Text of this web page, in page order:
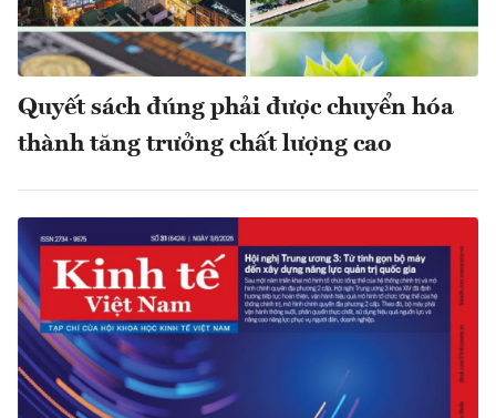
Quyết sách đúng phải được chuyển hóa
thành tăng trưởng chất lượng cao